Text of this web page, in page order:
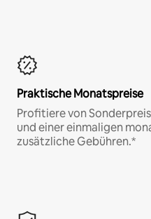
Praktische Monatspreise
Profitiere von
und einer einmaligen
zusätzliche Gebühren.*